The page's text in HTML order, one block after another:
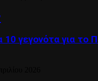
γεγονότα για το